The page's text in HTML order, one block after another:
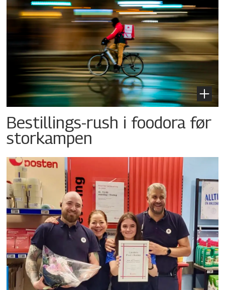
Bestillings-rush i foodora før
storkampen